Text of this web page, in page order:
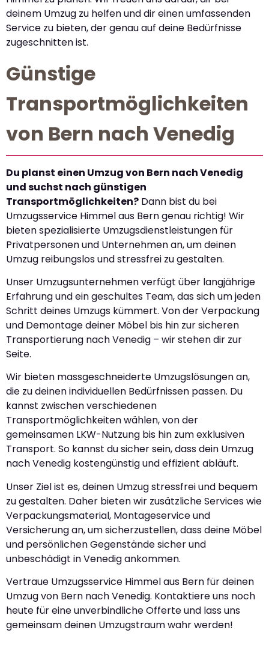
deinem Umzug zu helfen und dir einen umfassenden
Service zu bieten, der genau auf deine Bedürfnisse
zugeschnitten ist.
Günstige
Transportmöglichkeiten
von Bern nach Venedig
Du planst einen Umzug von Bern nach Venedig
und suchst nach günstigen
Transportmöglichkeiten? Dann bist du bei
Umzugsservice Himmel aus Bern genau richtig! Wir
bieten spezialisierte Umzugsdienstleistungen für
Privatpersonen und Unternehmen an, um deinen
Umzug reibungslos und stressfrei zu gestalten.
Unser Umzugsunternehmen verfügt über langjährige
Erfahrung und ein geschultes Team, das sich um jeden
Schritt deines Umzugs kümmert. Von der Verpackung
und Demontage deiner Möbel bis hin zur sicheren
Transportierung nach Venedig – wir stehen dir zur
Seite.
Wir bieten massgeschneiderte Umzugslösungen an,
die zu deinen individuellen Bedürfnissen passen. Du
kannst zwischen verschiedenen
Transportmöglichkeiten wählen, von der
gemeinsamen LKW-Nutzung bis hin zum exklusiven
Transport. So kannst du sicher sein, dass dein Umzug
nach Venedig kostengünstig und effizient abläuft.
Unser Ziel ist es, deinen Umzug stressfrei und bequem
zu gestalten. Daher bieten wir zusätzliche Services wie
Verpackungsmaterial, Montageservice und
Versicherung an, um sicherzustellen, dass deine Möbel
und persönlichen Gegenstände sicher und
unbeschädigt in Venedig ankommen.
Vertraue Umzugsservice Himmel aus Bern für deinen
Umzug von Bern nach Venedig. Kontaktiere uns noch
heute für eine unverbindliche Offerte und lass uns
gemeinsam deinen Umzugstraum wahr werden!